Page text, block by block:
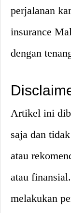
perjalanan
insurance
dengan
Artikel ini
saja dan
atau
atau
melakukan